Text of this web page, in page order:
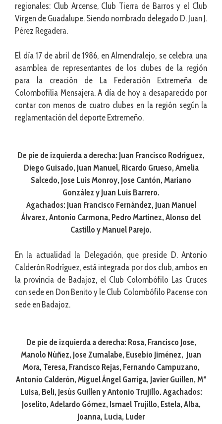
regionales: Club Arcense, Club Tierra de Barros y el Club
Virgen de Guadalupe. Siendo nombrado delegado D. Juan J.
Pérez Regadera.
El día 17 de abril de 1986, en Almendralejo, se celebra una
asamblea de representantes de los clubes de la región
para la creación de La Federación Extremeña de
Colombofilia Mensajera. A día de hoy a desaparecido por
contar con menos de cuatro clubes en la región según la
reglamentación del deporte Extremeño.
De pie de izquierda a derecha: Juan Francisco Rodríguez,
Diego Guisado, Juan Manuel, Ricardo Grueso, Amelia
Salcedo, Jose Luis Monroy, Jose Cantón, Mariano
González y Juan Luis Barrero.
Agachados: Juan Francisco Fernández, Juan Manuel
Álvarez, Antonio Carmona, Pedro Martínez, Alonso del
Castillo y Manuel Parejo.
En la actualidad la Delegación, que preside D. Antonio
Calderón Rodríguez, está integrada por dos club, ambos en
la provincia de Badajoz, el Club Colombófilo Las Cruces
con sede en Don Benito y le Club Colombófilo Pacense con
sede en Badajoz.
De pie de izquierda a derecha: Rosa, Francisco Jose,
Manolo Núñez, Jose Zumalabe, Eusebio Jiménez, Juan
Mora, Teresa, Francisco Rejas, Fernando Campuzano,
Antonio Calderón, Miguel Ángel Garriga, Javier Guillen, Mª
Luisa, Beli, Jesús Guillen y Antonio Trujillo. Agachados:
Joselito, Adelardo Gómez, Ismael Trujillo, Estela, Alba,
Joanna, Lucia, Luder